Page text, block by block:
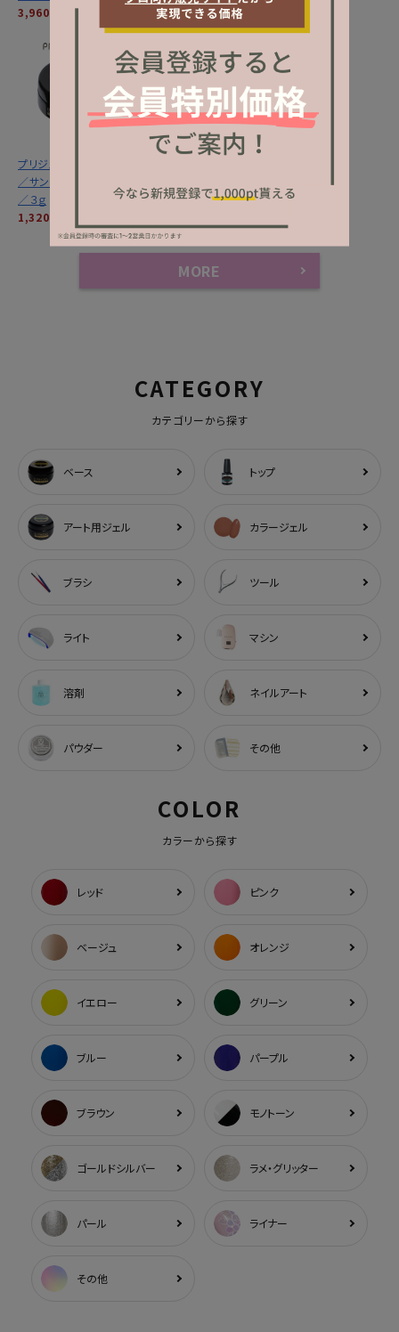
3,960円
(税込)
3,960円 (税込)
プリジェル カラーＥＸ
／サンセットライラック
／３ｇ
1,320円
／３ｇ
MORE
CATEGORY
カテゴリーから探す
ベース トップ
アート用ジェル カラージェル
ブラシ ツール
ライト マシン
溶剤 ネイルアート
パウダー その他
COLOR
カラーから探す
レッド ピンク
ベージュ オレンジ
イエロー グリーン
ブルー パープル
ブラウン モノトーン
ゴールドシルバー ラメ・グリッター
パール ライナー
その他